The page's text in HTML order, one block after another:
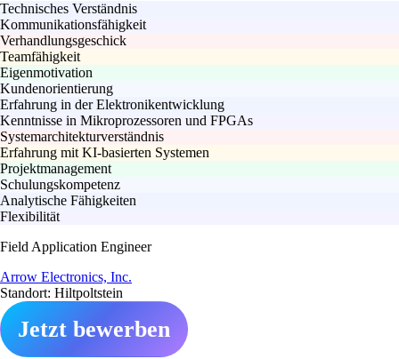
Technisches Verständnis
Kommunikationsfähigkeit
Verhandlungsgeschick
Teamfähigkeit
Eigenmotivation
Kundenorientierung
Erfahrung in der Elektronikentwicklung
Kenntnisse in Mikroprozessoren und FPGAs
Systemarchitekturverständnis
Erfahrung mit KI-basierten Systemen
Projektmanagement
Schulungskompetenz
Analytische Fähigkeiten
Flexibilität
Field Application Engineer
Arrow Electronics, Inc.
Standort: Hiltpoltstein
Jetzt bewerben